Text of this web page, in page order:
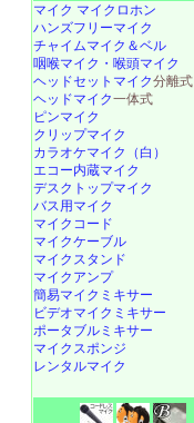
マイク マイクロホン
ハンズフリーマイク
チャイムマイク＆ベル
咽喉マイク・喉頭マイク
ヘッドセットマイク分離式
ヘッドマイク一体式
ピンマイク
クリップマイク
カラオケマイク（白）
エコー内蔵マイク
デスクトップマイク
バス用マイク
マイクコード
マイクケーブル
マイクスタンド
マイクアンプ
簡易マイクミキサー
ビデオマイクミキサー
ポータブルミキサー
マイクスポンジ
レンタルマイク